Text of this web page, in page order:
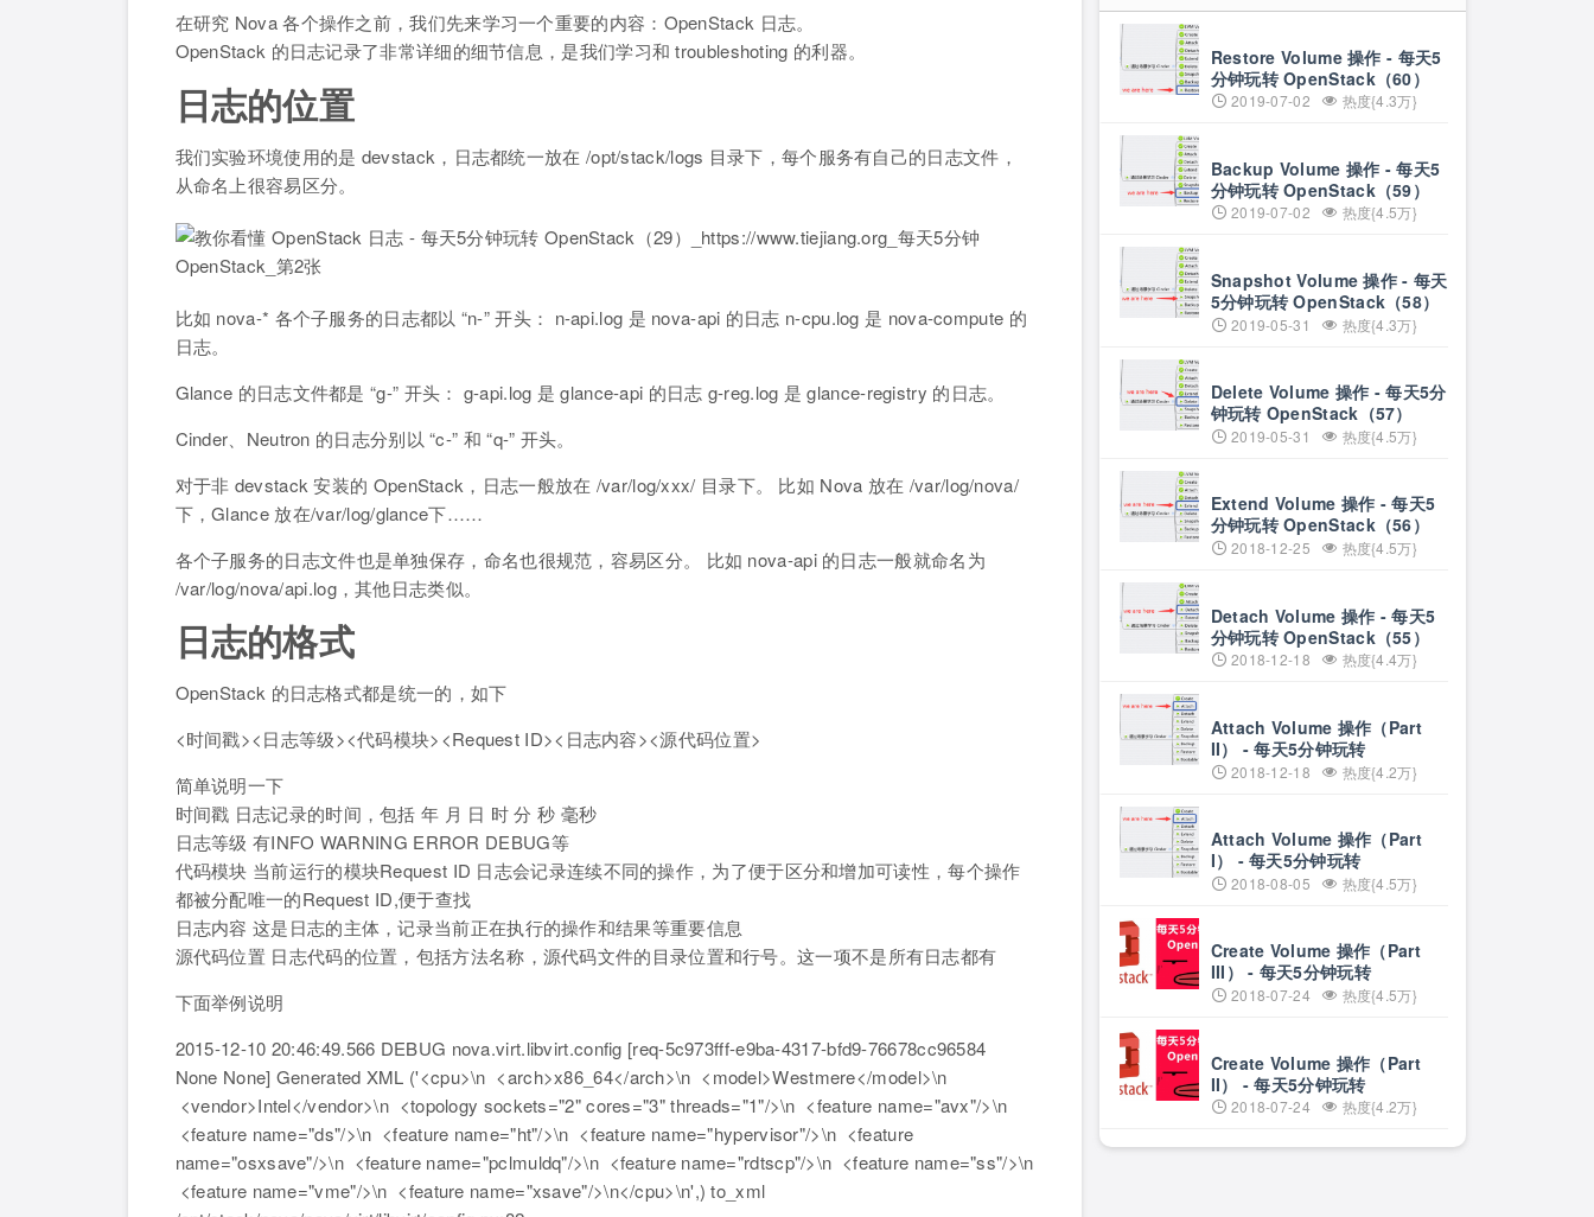
在研究 Nova 各个操作之前，我们先来学习一个重要的内容：OpenStack 日志。
OpenStack 的日志记录了非常详细的细节信息，是我们学习和 troubleshoting 的利器。
日志的位置
我们实验环境使用的是 devstack，日志都统一放在 /opt/stack/logs 目录下，每个服务有自己的日志文件，
从命名上很容易区分。
比如 nova-* 各个子服务的日志都以 “n-” 开头： n-api.log 是 nova-api 的日志 n-cpu.log 是 nova-compute 的
日志。
Glance 的日志文件都是 “g-” 开头： g-api.log 是 glance-api 的日志 g-reg.log 是 glance-registry 的日志。
Cinder、Neutron 的日志分别以 “c-” 和 “q-” 开头。
对于非 devstack 安装的 OpenStack，日志一般放在 /var/log/xxx/ 目录下。 比如 Nova 放在 /var/log/nova/
下，Glance 放在/var/log/glance下……
各个子服务的日志文件也是单独保存，命名也很规范，容易区分。 比如 nova-api 的日志一般就命名为
/var/log/nova/api.log，其他日志类似。
日志的格式
OpenStack 的日志格式都是统一的，如下
<时间戳><日志等级><代码模块><Request ID><日志内容><源代码位置>
简单说明一下
时间戳 日志记录的时间，包括 年 月 日 时 分 秒 毫秒
日志等级 有INFO WARNING ERROR DEBUG等
代码模块 当前运行的模块Request ID 日志会记录连续不同的操作，为了便于区分和增加可读性，每个操作
都被分配唯一的Request ID,便于查找
日志内容 这是日志的主体，记录当前正在执行的操作和结果等重要信息
源代码位置 日志代码的位置，包括方法名称，源代码文件的目录位置和行号。这一项不是所有日志都有
下面举例说明
2015-12-10 20:46:49.566 DEBUG nova.virt.libvirt.config [req-5c973fff-e9ba-4317-bfd9-76678cc96584
None None] Generated XML ('<cpu>\n <arch>x86_64</arch>\n <model>Westmere</model>\n
<vendor>Intel</vendor>\n <topology sockets="2" cores="3" threads="1"/>\n <feature name="avx"/>\n
<feature name="ds"/>\n <feature name="ht"/>\n <feature name="hypervisor"/>\n <feature
name="osxsave"/>\n <feature name="pclmuldq"/>\n <feature name="rdtscp"/>\n <feature name="ss"/>\n
<feature name="vme"/>\n <feature name="xsave"/>\n</cpu>\n',) to_xml
Restore Volume 操作 - 每天5
分钟玩转 OpenStack（60）
2019-07-02 热度{4.3万}
Backup Volume 操作 - 每天5
分钟玩转 OpenStack（59）
2019-07-02 热度{4.5万}
Snapshot Volume 操作 - 每天
5分钟玩转 OpenStack（58）
2019-05-31 热度{4.3万}
Delete Volume 操作 - 每天5分
钟玩转 OpenStack（57）
2019-05-31 热度{4.5万}
Extend Volume 操作 - 每天5
分钟玩转 OpenStack（56）
2018-12-25 热度{4.5万}
Detach Volume 操作 - 每天5
分钟玩转 OpenStack（55）
2018-12-18 热度{4.4万}
Attach Volume 操作（Part
II） - 每天5分钟玩转
OpenStack（54）
2018-12-18 热度{4.2万}
Attach Volume 操作（Part
I） - 每天5分钟玩转
OpenStack（53）
2018-08-05 热度{4.5万}
Create Volume 操作（Part
III） - 每天5分钟玩转
OpenStack（52）
2018-07-24 热度{4.5万}
Create Volume 操作（Part
II） - 每天5分钟玩转
OpenStack（51）
2018-07-24 热度{4.2万}